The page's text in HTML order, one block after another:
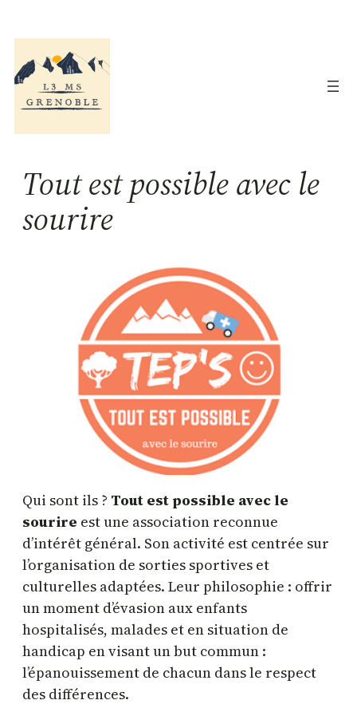
au
contenu
Tout est possible avec le
sourire
Qui sont ils ? Tout est possible avec le
sourire est une association reconnue
d’intérêt général. Son activité est centrée sur
l’organisation de sorties sportives et
culturelles adaptées. Leur philosophie : offrir
un moment d’évasion aux enfants
hospitalisés, malades et en situation de
handicap en visant un but commun :
l’épanouissement de chacun dans le respect
des différences.